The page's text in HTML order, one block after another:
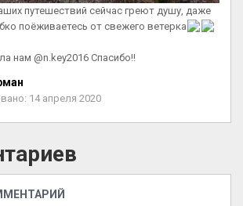
путешествий сейчас греют душу, даже
поёживаетесь от свежего ветерка
нам @n.key2016 Спасибо!!
14 апреля 2020